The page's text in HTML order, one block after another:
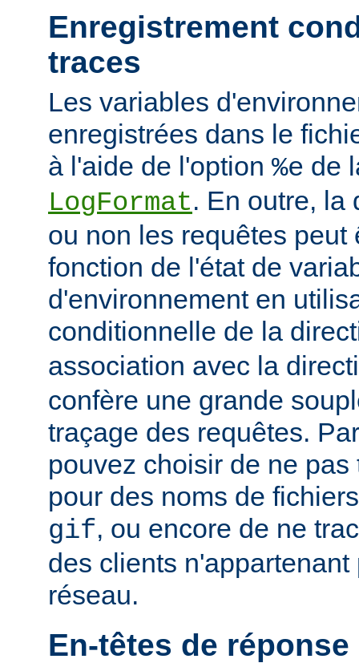
Enregistrement
traces
Les variables
enregistrées dans le
à l'aide de l'option %e de
LogFormat. En outre, la
ou non les requêtes peut
fonction de l'état de
d'environnement en
conditionnelle de la
association avec la
confère une grande
traçage des requêtes.
pouvez choisir de ne
pour des noms de
gif, ou encore de ne
des clients
réseau.
En-têtes de